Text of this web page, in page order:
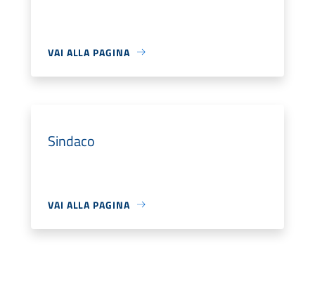
VAI ALLA PAGINA
Sindaco
VAI ALLA PAGINA